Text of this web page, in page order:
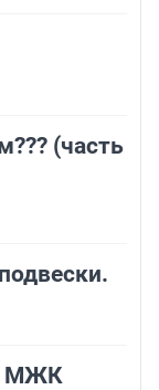
(часть
МЖК